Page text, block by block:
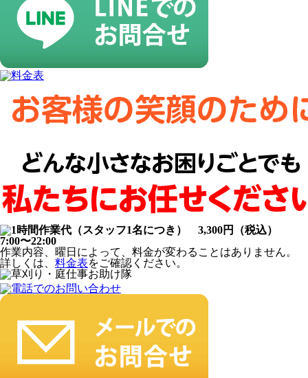
作業内容、曜日によって、料金が変わることはありません。
詳しくは、 料金表をご確認ください。